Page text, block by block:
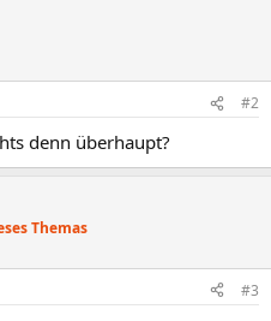
#2
denn überhaupt?
Themas
#3